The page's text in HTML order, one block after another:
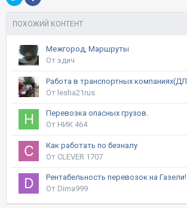
ПОХОЖИЙ КОНТЕНТ
Межгород, Маршруты
От эдич
От lesha21rus
Перевозка опасных грузов.
От НИК 464
Как работать по безналу
От CLEVER 1707
Рентабельность перевозок на Газели!
От Dima999